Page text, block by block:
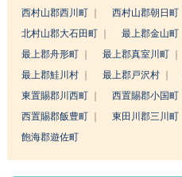
西村山郡西川町
西村山郡朝日町
北村山郡大石田町
最上郡金山町
最上郡舟形町
最上郡真室川町
最上郡鮭川村
最上郡戸沢村
東置賜郡川西町
西置賜郡小国町
西置賜郡飯豊町
東田川郡三川町
飽海郡遊佐町